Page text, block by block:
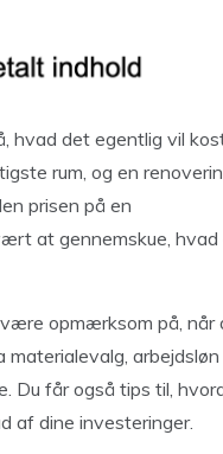
hvad det egentlig vil
rum, og en
prisen på en
at gennemskue, hvad
opmærksom på, når
arbejdsløn
Du får også tips til,
af dine investeringer.